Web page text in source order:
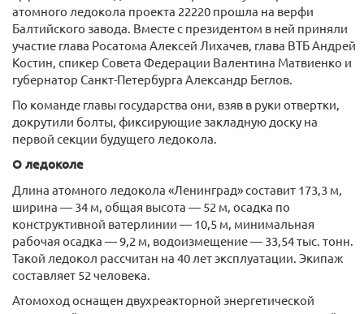
атомного ледокола проекта 22220 прошла на верфи
Балтийского завода. Вместе с президентом в ней приняли
участие глава Росатома Алексей Лихачев, глава ВТБ Андрей
Костин, спикер Совета Федерации Валентина Матвиенко и
губернатор Санкт-Петербурга Александр Беглов.
По команде главы государства они, взяв в руки отвертки,
докрутили болты, фиксирующие закладную доску на
первой секции будущего ледокола.
О ледоколе
Длина атомного ледокола «Ленинград» составит 173,3 м,
ширина — 34 м, общая высота — 52 м, осадка по
конструктивной ватерлинии — 10,5 м, минимальная
рабочая осадка — 9,2 м, водоизмещение — 33,54 тыс. тонн.
Такой ледокол рассчитан на 40 лет эксплуатации. Экипаж
составляет 52 человека.
Атомоход оснащен двухреакторной энергетической